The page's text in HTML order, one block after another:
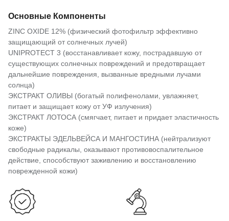
Основные Компоненты
ZINC OXIDE 12% (физический фотофильтр эффективно
защищающий от солнечных лучей)
UNIPROTECT 3 (восстанавливает кожу, пострадавшую от
существующих солнечных повреждений и предотвращает
дальнейшие повреждения, вызванные вредными лучами
солнца)
ЭКСТРАКТ ОЛИВЫ (богатый полифенолами, увлажняет,
питает и защищает кожу от УФ излучения)
ЭКСТРАКТ ЛОТОСА (смягчает, питает и придает эластичность
коже)
ЭКСТРАКТЫ ЭДЕЛЬВЕЙСА И МАНГОСТИНА (нейтрализуют
свободные радикалы, оказывают противовоспалительное
действие, способствуют заживлению и восстановлению
поврежденной кожи)